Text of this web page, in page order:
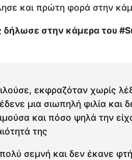
και πρώτη φορά στην
στην κάμερα του
εκφραζόταν χωρίς
μια σιωπηλή φιλία και
και πόσο ψηλά την
της
σεμνή και δεν έκανε